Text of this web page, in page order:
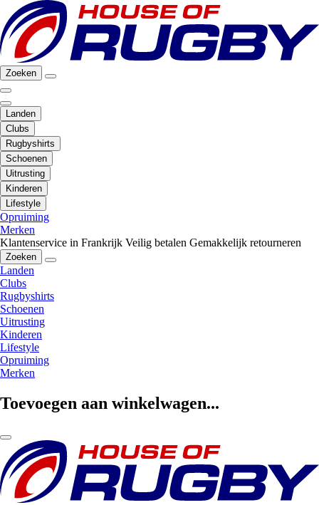
Zoeken
Landen
Clubs
Rugbyshirts
Schoenen
Uitrusting
Kinderen
Lifestyle
Opruiming
Merken
Klantenservice in Frankrijk Veilig betalen Gemakkelijk retourneren
Zoeken
Landen
Clubs
Rugbyshirts
Schoenen
Uitrusting
Kinderen
Lifestyle
Opruiming
Merken
Toevoegen aan winkelwagen...